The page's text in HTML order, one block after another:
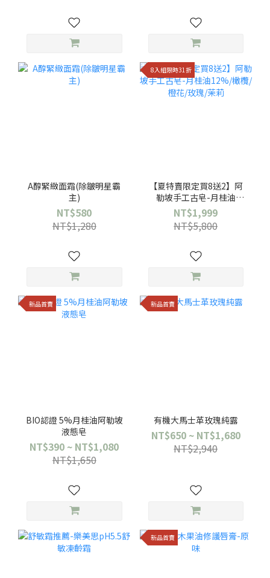
A醇緊緻面霜(除皺明星霸
主)
NT$580
NT$1,280
8入組限時31折
【夏特賣限定買8送2】阿
勒坡手工古皂-月桂油
12%/橄欖/橙花/玫瑰/茉莉
NT$1,999
NT$5,800
新品首賣
BIO認證 5%月桂油阿勒坡
液態皂
NT$390 ~ NT$1,080
NT$1,650
新品首賣
有機大馬士革玫瑰純露
NT$650 ~ NT$1,680
NT$2,940
新品首賣